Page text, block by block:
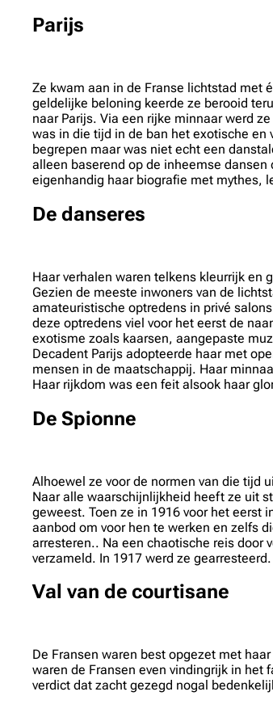
Parijs
Ze kwam aan in de Franse lichtstad met
geldelijke beloning keerde ze berooid
naar Parijs. Via een rijke minnaar werd
was in die tijd in de ban het exotische en
begrepen maar was niet echt een
alleen baserend op de inheemse
eigenhandig haar biografie met mythes,
De danseres
Haar verhalen waren telkens kleurrijk
Gezien de meeste inwoners van de
amateuristische optredens in privé
deze optredens viel voor het eerst de
exotisme zoals kaarsen, aangepaste
Decadent Parijs adopteerde haar met
mensen in de maatschappij. Haar
Haar rijkdom was een feit alsook haar
De Spionne
Alhoewel ze voor de normen van die tijd
Naar alle waarschijnlijkheid heeft ze uit
geweest. Toen ze in 1916 voor het eerst
aanbod om voor hen te werken en zelfs
arresteren.. Na een chaotische reis door
verzameld. In 1917 werd ze gearresteerd.
Val van de courtisane
De Fransen waren best opgezet met
waren de Fransen even vindingrijk in
verdict dat zacht gezegd nogal